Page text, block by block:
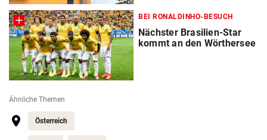
BEI RONALDINHO-BESUCH
Nächster Brasilien-Star
kommt an den Wörthersee
Ähnliche Themen
Österreich